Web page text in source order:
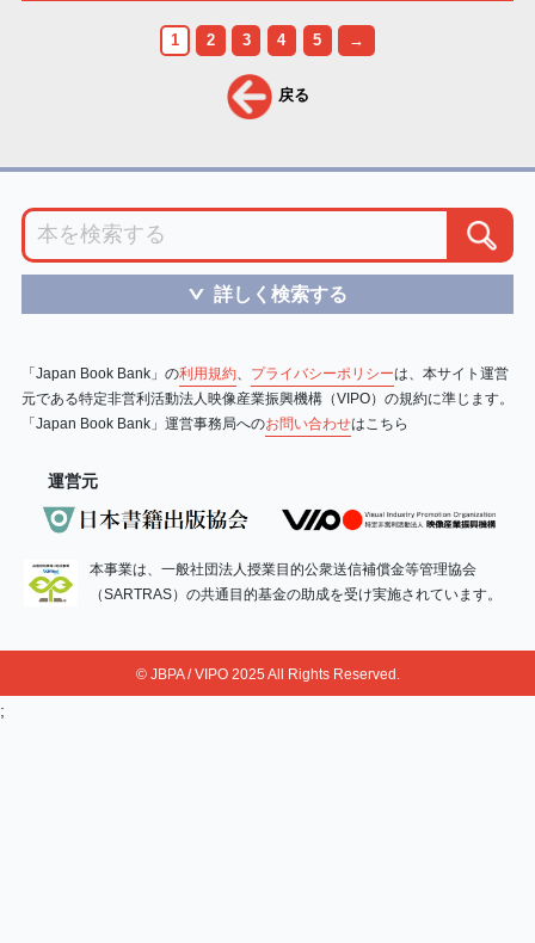
1 2 3 4 5 →
戻る
＞ 詳しく検索する
「Japan Book Bank」の利用規約、 プライバシーポリシーは、本サイト運営
元である特定非営利活動法人映像産業振興機構（VIPO）の規約に準じます。
「Japan Book Bank」運営事務局へのお問い合わせはこちら
運営元
本事業は、一般社団法人授業目的公衆送信補償金等管理協会
（SARTRAS）の共通目的基金の助成を受け実施されています。
© JBPA / VIPO 2025 All Rights Reserved.
;